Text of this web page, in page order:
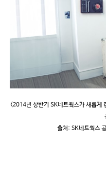
<2014년 상반기 SK네트웍스가 새롭게
출처 : SK네트웍스